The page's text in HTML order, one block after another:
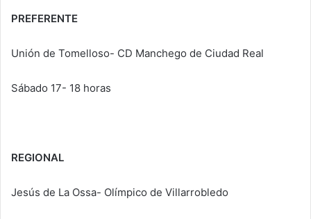
PREFERENTE
Unión de Tomelloso- CD Manchego de Ciudad Real
Sábado 17- 18 horas
REGIONAL
Jesús de La Ossa- Olímpico de Villarrobledo